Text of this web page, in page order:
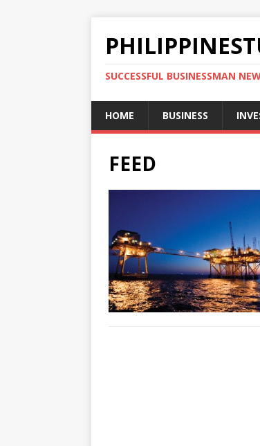
SUCCESSFUL BUSINESSMAN
HOME BUSINESS
FEED